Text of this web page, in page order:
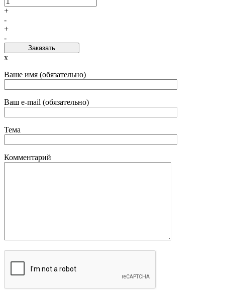
+
-
+
-
Заказать
x
Ваше имя (обязательно)
Ваш e-mail (обязательно)
Тема
Комментарий